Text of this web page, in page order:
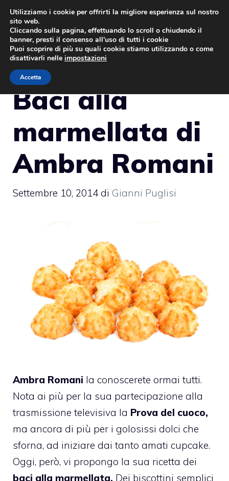
Vai
contenuto
Baci alla
marmellata di
Ambra Romani
Settembre 10, 2014 di Gianni Puglisi
Ambra Romani la conoscerete ormai tutti.
Nota ai più per la sua partecipazione alla
trasmissione televisiva la Prova del cuoco,
ma ancora di più per i golosissi dolci che
sforna, ad iniziare dai tanto amati cupcake.
Oggi, però, vi propongo la sua ricetta dei
baci alla marmellata. Dei biscottini semplici
Utilizziamo i cookie per offrirti la migliore esperienza sul nostro
sito web.
Cliccando sulla pagina, effettuando lo scroll o chiudendo il
banner, presti il consenso all’uso di tutti i cookie
Puoi scoprire di più su quali cookie stiamo utilizzando o come
disattivarli nelle impostazioni
Accetta